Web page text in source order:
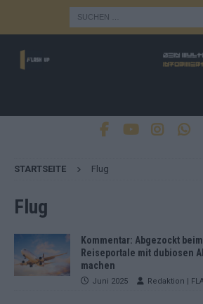
STARTSEITE Flug
Flug
Kommentar: Abgezockt
Reiseportale mit dubiosen
machen
Juni 2025 Redaktion |